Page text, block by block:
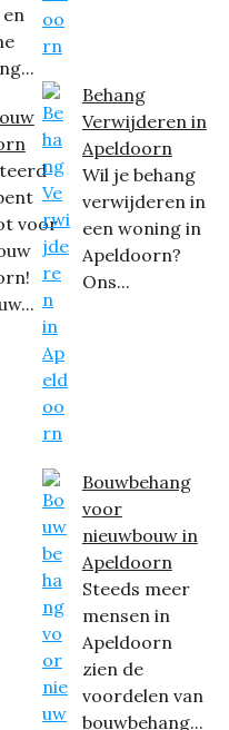
voor
Behang
Verwijderen in
Apeldoorn
Wil je behang
verwijderen in
een woning in
Apeldoorn?
Ons...
Bouwbehang
voor
nieuwbouw in
Apeldoorn
Steeds meer
mensen in
Apeldoorn
zien de
voordelen van
bouwbehang...